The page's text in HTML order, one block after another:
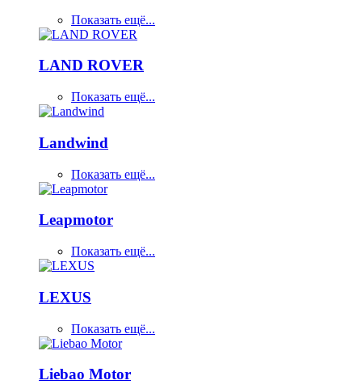
Показать ещё...
LAND ROVER
Показать ещё...
Landwind
Показать ещё...
Leapmotor
Показать ещё...
LEXUS
Показать ещё...
Liebao Motor